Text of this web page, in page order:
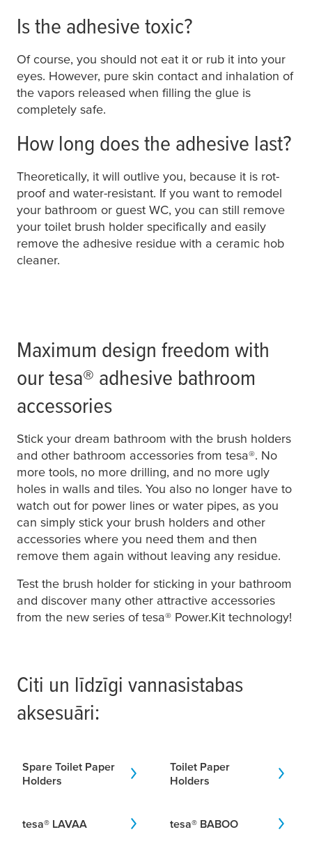
Is the adhesive toxic?
Of course, you should not eat it or rub it into your
eyes. However, pure skin contact and inhalation of
the vapors released when filling the glue is
completely safe.
How long does the adhesive last?
Theoretically, it will outlive you, because it is rot-
proof and water-resistant. If you want to remodel
your bathroom or guest WC, you can still remove
your toilet brush holder specifically and easily
remove the adhesive residue with a ceramic hob
cleaner.
Maximum design freedom with
our tesa® adhesive bathroom
accessories
Stick your dream bathroom with the brush holders
and other bathroom accessories from tesa®. No
more tools, no more drilling, and no more ugly
holes in walls and tiles. You also no longer have to
watch out for power lines or water pipes, as you
can simply stick your brush holders and other
accessories where you need them and then
remove them again without leaving any residue.
Test the brush holder for sticking in your bathroom
and discover many other attractive accessories
from the new series oftesa® Power.Kit technology!
Citi un līdzīgi vannasistabas
aksesuāri:
Spare Toilet Paper
Holders
Toilet Paper
Holders
tesa® LAVAA tesa® BABOO